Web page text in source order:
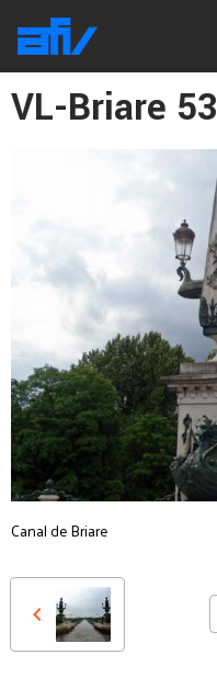
VL-Briare 53
Canal de Briare